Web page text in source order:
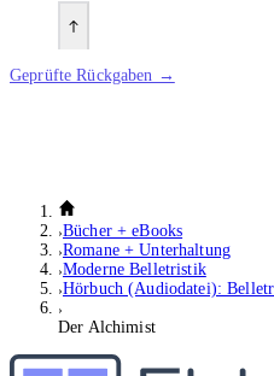
Geprüfte Rückgaben →
Bücher + eBooks
Romane + Unterhaltung
Moderne Belletristik
Hörbuch (Audiodatei):
Der Alchimist